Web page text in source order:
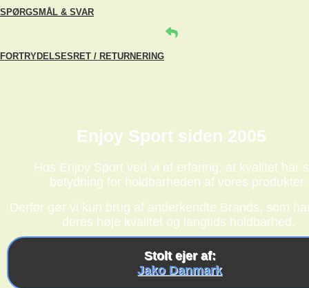
SPØRGSMÅL & SVAR
FORTRYDELSESRET / RETURNERING
Enjoy Sport siden 2005
Hos Enjoy Sport ved vi af erfaring, at kvalitet har
betydning for holdbarheden af vores produkter.
Derfor gør vi kun brug af anderkendte Brands, som
deres høje kvalitet og langtids holdbarhed.
Stolt ejer af:
Jako Danmark